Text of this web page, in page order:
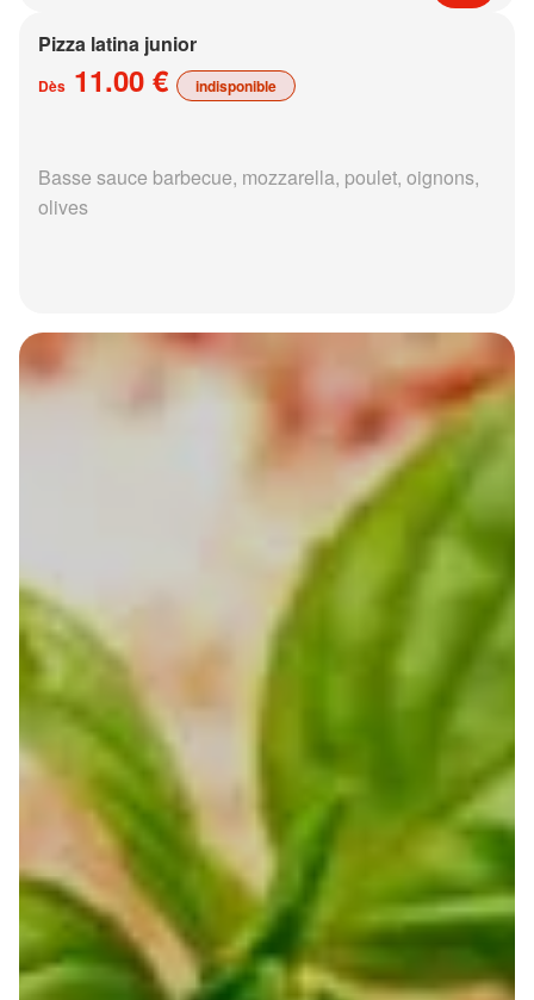
Pizza latina junior
Dès 11.00 € indisponible
Basse sauce barbecue, mozzarella, poulet, oignons,
olives